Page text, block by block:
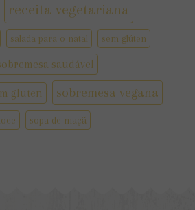
receita vegetariana
salada para o natal sem glúten
saudável
gluten sobremesa vegana
sopa de maçã